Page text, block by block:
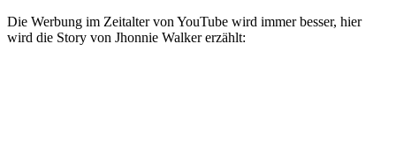
Die Werbung im Zeitalter von YouTube wird immer besser, hier
wird die Story von Jhonnie Walker erzählt: